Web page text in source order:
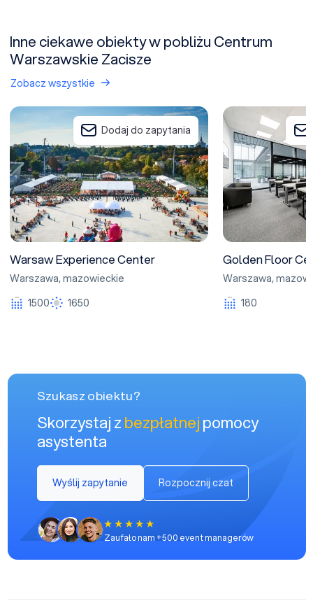
Inne ciekawe obiekty w pobliżu Centrum
Warszawskie Zacisze
Zobacz wszystkie
Warsaw Experience Center
Dodaj do zapytania
Warsaw Experience Center
Warszawa,mazowieckie
1500
1650
Golden Floor
Golden Floor
Warszawa,
180
Szukasz obiektu?
Skorzystaj zbezpłatnejpomocy
asystenta
Wyślij zapytanie Rozpocznij czat
Zaufało nam +500 event managerów